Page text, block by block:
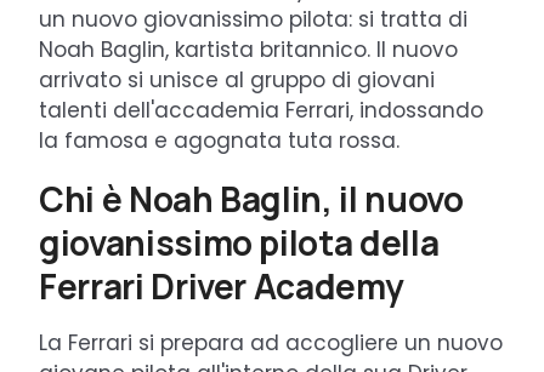
un nuovo giovanissimo pilota: si tratta di
Noah Baglin, kartista britannico. Il nuovo
arrivato si unisce al gruppo di giovani
talenti dell'accademia Ferrari, indossando
la famosa e agognata tuta rossa.
Chi è Noah Baglin, il nuovo
giovanissimo pilota della
Ferrari Driver Academy
La Ferrari si prepara ad accogliere un nuovo